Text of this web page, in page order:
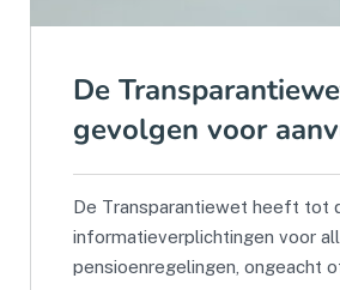
De
gevolgen voor
verzekeringen
De Transparantiewet heeft tot
informatieverplichtingen voor
pensioenregelingen, ongeacht